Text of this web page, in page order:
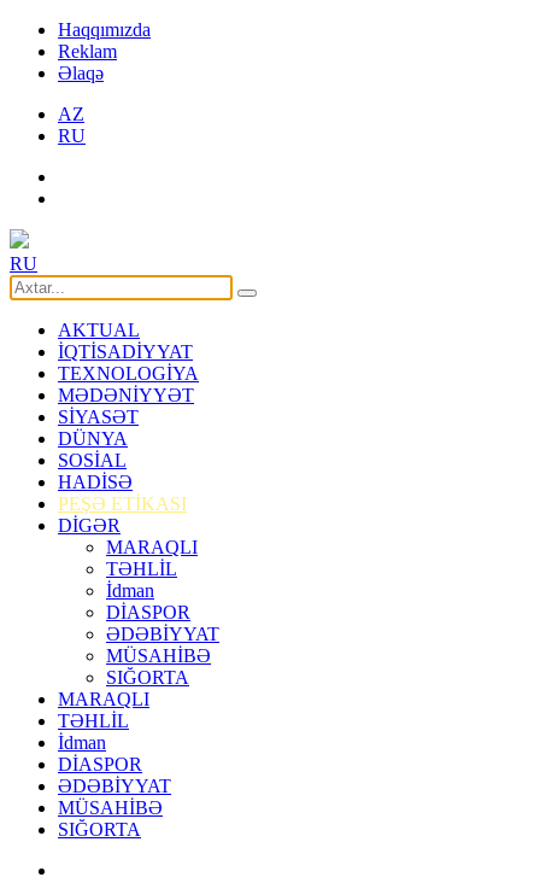
Haqqımızda
Reklam
Əlaqə
AZ
RU
RU
AKTUAL
İQTİSADİYYAT
TEXNOLOGİYA
MƏDƏNİYYƏT
SİYASƏT
DÜNYA
SOSİAL
HADİSƏ
PEŞƏ ETİKASI
DİGƏR
MARAQLI
TƏHLİL
İdman
DİASPOR
ƏDƏBİYYAT
MÜSAHİBƏ
SIĞORTA
MARAQLI
TƏHLİL
İdman
DİASPOR
ƏDƏBİYYAT
MÜSAHİBƏ
SIĞORTA